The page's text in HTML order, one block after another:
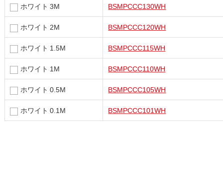
ホワイト 3M BSMPCCC130WH
ホワイト 2M BSMPCCC120WH
ホワイト 1.5M BSMPCCC115WH
ホワイト 1M BSMPCCC110WH
ホワイト 0.5M BSMPCCC105WH
ホワイト 0.1M BSMPCCC101WH